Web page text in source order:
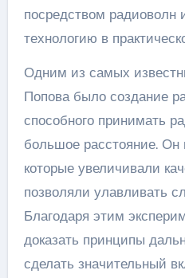
посредством радиоволн
технологию в
Одним из самых
Попова было создание
способного принимать
большое расстояние. Он
которые увеличивали
позволяли улавливать
Благодаря этим
доказать принципы
сделать значительный